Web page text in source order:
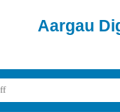
Aargau